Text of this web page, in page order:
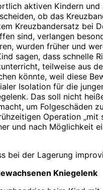
aktiven Kindern
ob das
Kreuzbandersatz bei
sind, verlangen
wurden früher und
sagen, dass schnelle
teilweise aus
könnte, weil diese
Isolation für die
Das soll nicht
um Folgeschäden
Operation
und nach Möglichkeit
bei der Lagerung
Kniegelenk